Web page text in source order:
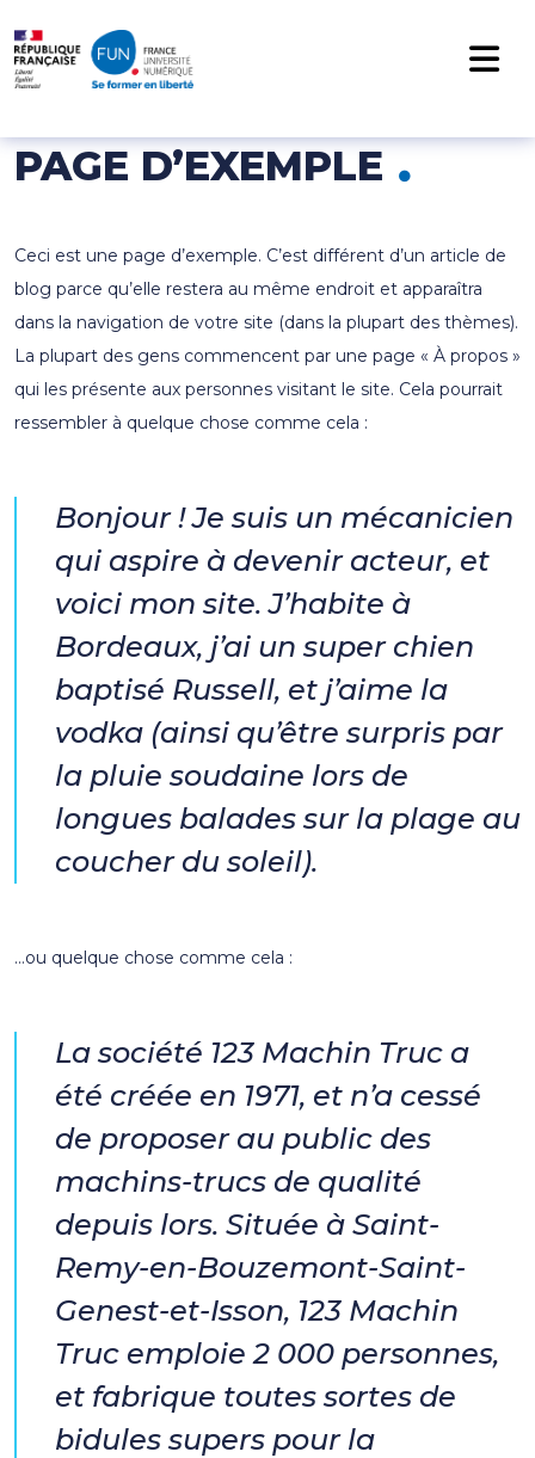
NAVIGATION PRINCIPALE
PAGE D’EXEMPLE
Ceci est une page d’exemple. C’est différent d’un article de
blog parce qu’elle restera au même endroit et apparaîtra
dans la navigation de votre site (dans la plupart des thèmes).
La plupart des gens commencent par une page « À propos »
qui les présente aux personnes visitant le site. Cela pourrait
ressembler à quelque chose comme cela :
Bonjour ! Je suis un mécanicien
qui aspire à devenir acteur, et
voici mon site. J’habite à
Bordeaux, j’ai un super chien
baptisé Russell, et j’aime la
vodka (ainsi qu’être surpris par
la pluie soudaine lors de
longues balades sur la plage au
coucher du soleil).
…ou quelque chose comme cela :
La société 123 Machin Truc a
été créée en 1971, et n’a cessé
de proposer au public des
machins-trucs de qualité
depuis lors. Située à Saint-
Remy-en-Bouzemont-Saint-
Genest-et-Isson, 123 Machin
Truc emploie 2 000 personnes,
et fabrique toutes sortes de
bidules supers pour la